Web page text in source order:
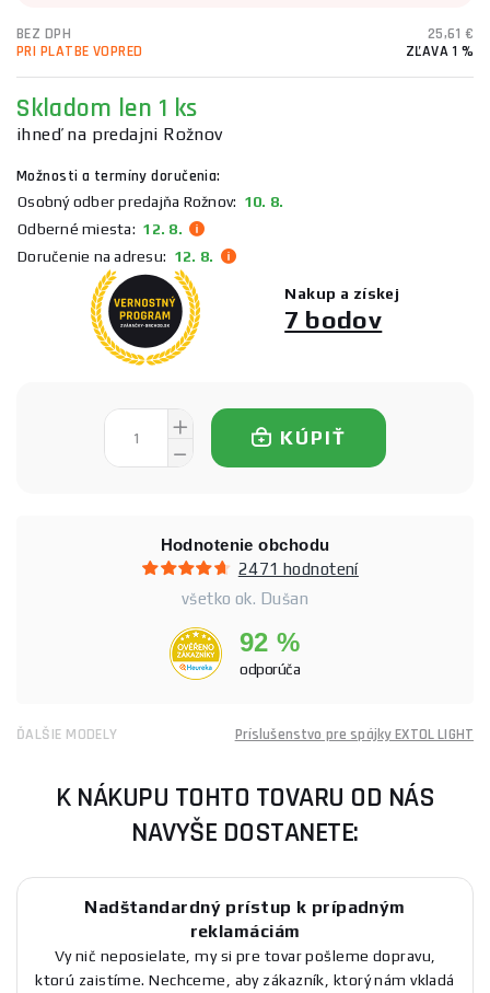
BEZ DPH
25,61 €
PRI PLATBE VOPRED
ZĽAVA 1 %
Skladom len 1 ks
ihneď na predajni Rožnov
Možnosti a termíny doručenia:
Osobný odber predajňa Rožnov: 10. 8.
Odberné miesta: 12. 8.
Doručenie na adresu: 12. 8.
Nakup a získej
7 bodov
KÚPIŤ
Hodnotenie obchodu
2471 hodnotení
všetko ok. Dušan
92 %
odporúča
ĎALŠIE MODELY Príslušenstvo pre spájky EXTOL LIGHT
K NÁKUPU TOHTO TOVARU OD NÁS
NAVYŠE DOSTANETE:
Nadštandardný prístup k prípadným
reklamáciám
Vy nič neposielate, my si pre tovar pošleme dopravu,
ktorú zaistíme. Nechceme, aby zákazník, ktorý nám vkladá